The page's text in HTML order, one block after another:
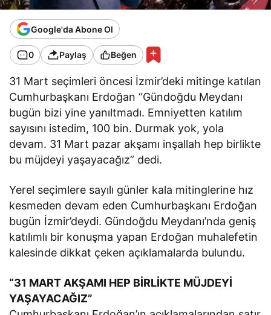
Google'da Abone Ol
0 Paylaş Beğen
31 Mart seçimleri öncesi İzmir’deki mitinge katılan
Cumhurbaşkanı Erdoğan “Gündoğdu Meydanı
bugün bizi yine yanıltmadı. Emniyetten katılım
sayısını istedim, 100 bin. Durmak yok, yola
devam. 31 Mart pazar akşamı inşallah hep birlikte
bu müjdeyi yaşayacağız” dedi.
Yerel seçimlere sayılı günler kala mitinglerine hız
kesmeden devam eden Cumhurbaşkanı Erdoğan
bugün İzmir’deydi. Gündoğdu Meydanı’nda geniş
katılımlı bir konuşma yapan Erdoğan muhalefetin
kalesinde dikkat çeken açıklamalarda bulundu.
“31 MART AKŞAMI HEP BİRLİKTE MÜJDEYİ
YAŞAYACAĞIZ”